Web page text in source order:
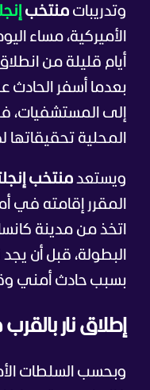
وتدريبات منتخب
الأميركية، مساء
أيام قليلة من
إلى
المحلية
ويستعد منتخب
المقرر إقامته في
اتخذ من مدينة
البطولة، قبل أن
بسبب حادث أمني
إطلاق نار
وبحسب السلطات